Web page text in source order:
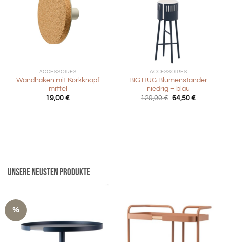
ACCESSOIRES
Wandhaken mit Korkknopf
mittel
19,00 €
ACCESSOIRES
BIG HUG Blumenständer
niedrig – blau
129,00€ Ursprünglicher
64,50€Aktueller
Unsere neusten Produkte
%